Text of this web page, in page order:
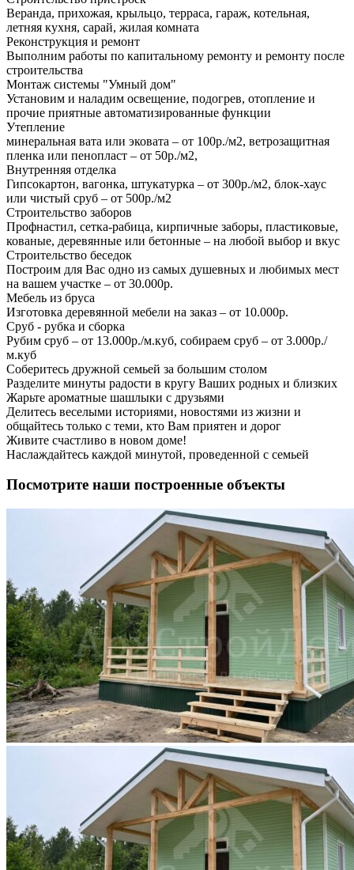
Веранда, прихожая, крыльцо, терраса, гараж, котельная,
летняя кухня, сарай, жилая комната
Реконструкция и ремонт
Выполним работы по капитальному ремонту и ремонту после
строительства
Монтаж системы "Умный дом"
Установим и наладим освещение, подогрев, отопление и
прочие приятные автоматизированные функции
Утепление
минеральная вата или эковата – от 100р./м2, ветрозащитная
пленка или пенопласт – от 50р./м2,
Внутренняя отделка
Гипсокартон, вагонка, штукатурка – от 300р./м2, блок-хаус
или чистый сруб – от 500р./м2
Строительство заборов
Профнастил, сетка-рабица, кирпичные заборы, пластиковые,
кованые, деревянные или бетонные – на любой выбор и вкус
Строительство беседок
Построим для Вас одно из самых душевных и любимых мест
на вашем участке – от 30.000р.
Мебель из бруса
Изготовка деревянной мебели на заказ – от 10.000р.
Сруб - рубка и сборка
Рубим сруб – от 13.000р./м.куб, собираем сруб – от 3.000р./
м.куб
Соберитесь дружной семьей за большим столом
Разделите минуты радости в кругу Ваших родных и близких
Жарьте ароматные шашлыки с друзьями
Делитесь веселыми историями, новостями из жизни и
общайтесь только с теми, кто Вам приятен и дорог
Живите счастливо в новом доме!
Наслаждайтесь каждой минутой, проведенной с семьей
Посмотрите наши построенные объекты